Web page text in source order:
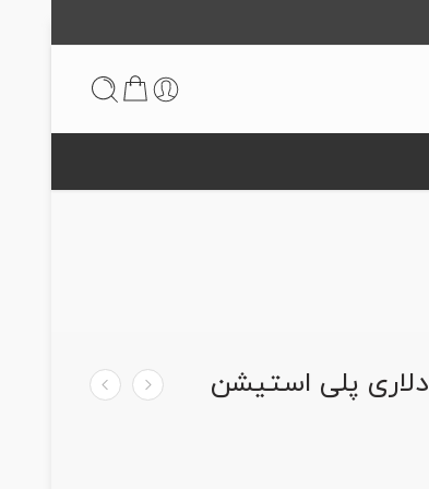
گیفت کارت 25 دلاری پلی استیشن